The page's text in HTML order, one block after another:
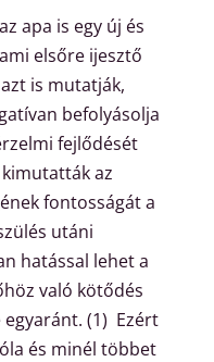
apa is egy új és
elsőre ijesztő
is mutatják,
befolyásolja
fejlődését
az
fontosságát a
utáni
hatással lehet a
való kötődés
egyaránt. (1) Ezért
és minél többet